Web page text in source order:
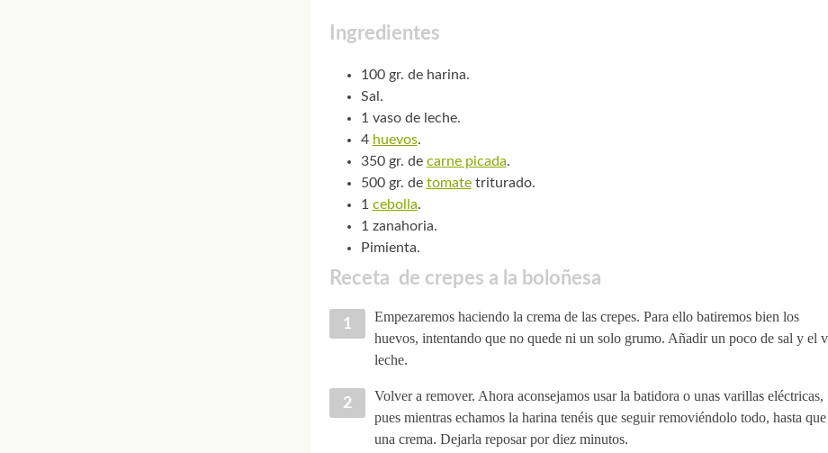
Ingredientes
100 gr. de harina.
Sal.
1 vaso de leche.
4 huevos.
350 gr. de carne picada.
500 gr. de tomatetriturado.
1 cebolla.
1 zanahoria.
Pimienta.
Receta de crepes a la boloñesa
Empezaremos haciendo la crema de las crepes. Para ello batiremos bien los
huevos, intentando que no quede ni un solo grumo. Añadir un poco de sal y el
leche.
Volver a remover. Ahora aconsejamos usar la batidora o unas varillas eléctricas,
pues mientras echamos la harina tenéis que seguir removiéndolo todo, hasta
una crema. Dejarla reposar por diez minutos.